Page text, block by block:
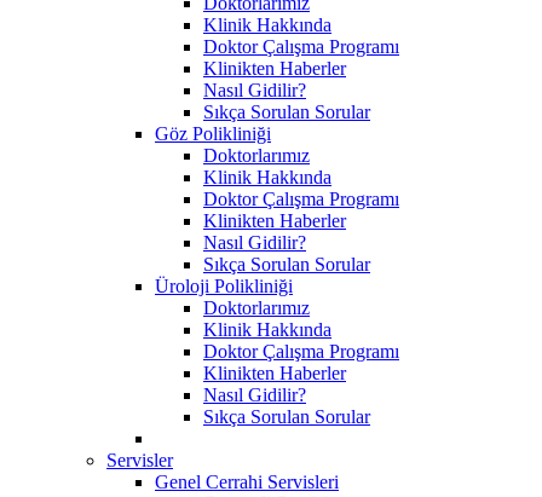
Klinik Hakkında
Doktor Çalışma Programı
Klinikten Haberler
Nasıl Gidilir?
Sıkça Sorulan Sorular
Göz Polikliniği
Doktorlarımız
Klinik Hakkında
Doktor Çalışma Programı
Klinikten Haberler
Nasıl Gidilir?
Sıkça Sorulan Sorular
Üroloji Polikliniği
Doktorlarımız
Klinik Hakkında
Doktor Çalışma Programı
Klinikten Haberler
Nasıl Gidilir?
Sıkça Sorulan Sorular
Servisler
Genel Cerrahi Servisleri